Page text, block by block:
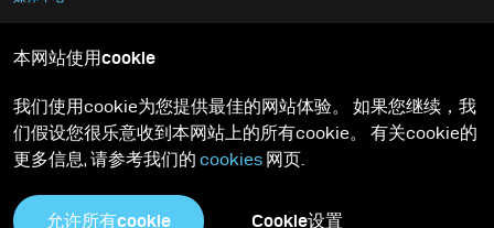
本网站使用cookie
我们使用cookie为您提供最佳的网站体验。 如果您继续，我
们假设您很乐意收到本网站上的所有cookie。 有关cookie的
更多信息, 请参考我们的 cookies 网页.
允许所有cookie Cookie设置